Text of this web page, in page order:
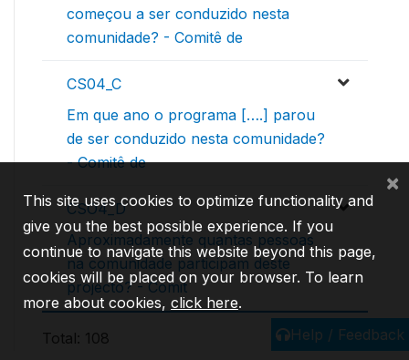
começou a ser conduzido nesta
comunidade? - Comitê de
CS04_C
Em que ano o programa [….] parou
de ser conduzido nesta comunidade?
- Comitê de
CSO4_D
Aproximadamente quantas pessoas
na comunidade participam deste
projecto? - Comit
Total: 108 Help / Feedback
This site uses cookies to optimize functionality and
give you the best possible experience. If you
continue to navigate this website beyond this page,
cookies will be placed on your browser. To learn
more about cookies, click here.
×